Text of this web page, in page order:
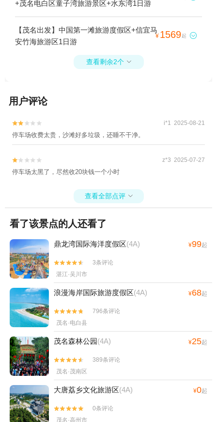
+茂名电白区童子湾旅游景区+水东湾1日游
【茂名出发】中国第一滩旅游度假区+信宜马
安竹海旅游区1日游
¥ 1569起 
查看剩余2个 
用户评论

 i*1 2025-08-21
停车场收费太贵，沙滩好多垃圾，还睡不干净。

 z*3 2025-07-27
停车场太黑了，尽然收20块钱一个小时
查看全部点评 
看了该景点的人还看了
鼎龙湾国际海洋度假区(4A) ¥99起


3条评论
湛江·吴川市
浪漫海岸国际旅游度假区(4A) ¥68起


796条评论
茂名·电白县
茂名森林公园(4A) ¥25起


389条评论
茂名·茂南区
大唐荔乡文化旅游区(4A) ¥0起


0条评论
茂名·高州市